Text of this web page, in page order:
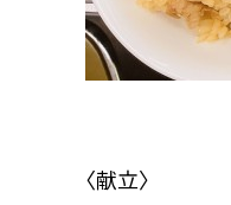
〈献立〉